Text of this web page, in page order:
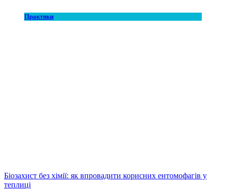
Практики
Біозахист без хімії: як впровадити корисних ентомофагів у
теплиці